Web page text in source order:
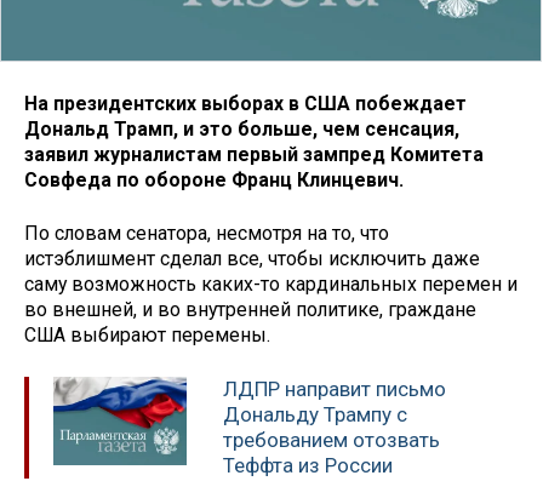
На президентских выборах в США побеждает
Дональд Трамп, и это больше, чем сенсация,
заявил журналистам первый зампред Комитета
Совфеда по обороне Франц Клинцевич.
По словам сенатора, несмотря на то, что
истэблишмент сделал все, чтобы исключить даже
саму возможность каких-то кардинальных перемен и
во внешней, и во внутренней политике, граждане
США выбирают перемены.
ЛДПР направит письмо
Дональду Трампу с
требованием отозвать
Теффта из России